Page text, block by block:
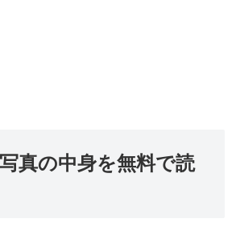
真の中身を無料で読